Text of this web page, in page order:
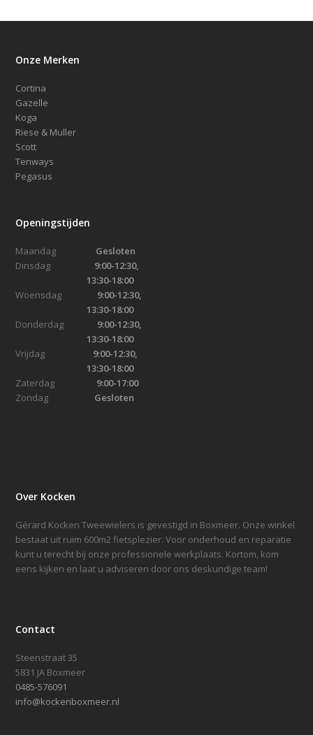
Onze Merken
Cortina
Gazelle
Koga
Riese & Muller
Scott
Tenways
Pegasus
Openingstijden
Maandag Gesloten
Dinsdag 9:00-12:30,
13:30-18:00
Woensdag
9:00-12:30,
13:30-18:00
Donderdag 9:00-12:30,
13:30-18:00
Vrijdag 9:00-12:30,
13:30-18:00
Zaterdag 9:00-17:00
Zondag Gesloten
Over Kocken
Gérard Kocken Tweewielers is gevestigd in Boxmeer. Onze winkel
bestaat uit ruim 600m2 fietsplezier. Voor onderhoud en reparatie
kunt u terecht bij onze professionele werkplaats. Kortom, kom
eens kijken en laat u adviseren door ons deskundige team!
Contact
Steenstraat 35
5831 JA Boxmeer
0485-576091
info@kockenboxmeer.nl